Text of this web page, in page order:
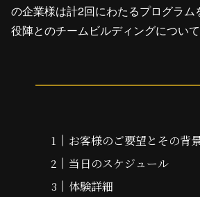
の企業様は計2回にわたるプログラ
役陣とのチームビルディングについ
お客様のご要望とその背
当日のスケジュール
体験詳細